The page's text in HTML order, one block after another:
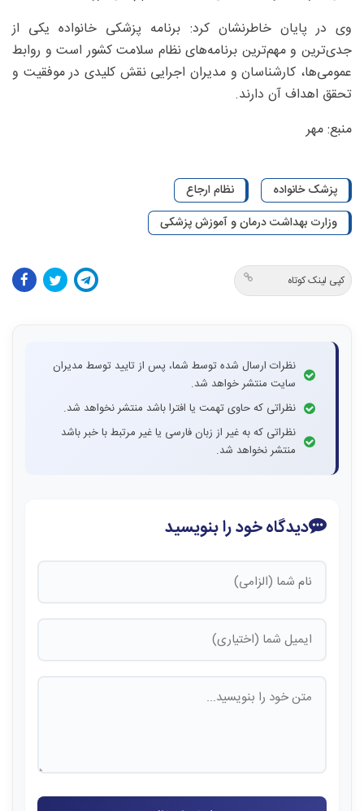
وی در پایان خاطرنشان کرد: برنامه پزشکی خانواده یکی از
جدی‌ترین و مهم‌ترین برنامه‌های نظام سلامت کشور است و روابط
عمومی‌ها، کارشناسان و مدیران اجرایی نقش کلیدی در موفقیت و
تحقق اهداف آن دارند.
منبع: مهر
پزشک خانواده
نظام ارجاع
وزارت بهداشت درمان و آموزش پزشکی
کپی لینک کوتاه
نظرات ارسال شده توسط شما، پس از تایید توسط مدیران
سایت منتشر خواهد شد.
نظراتی که حاوی تهمت یا افترا باشد منتشر نخواهد شد.
نظراتی که به غیر از زبان فارسی یا غیر مرتبط با خبر باشد
منتشر نخواهد شد.
دیدگاه خود را بنویسید